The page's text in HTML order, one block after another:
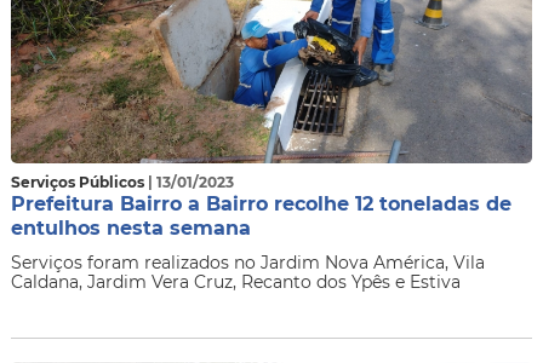
Serviços Públicos | 13/01/2023
Prefeitura Bairro a Bairro recolhe 12 toneladas de
entulhos nesta semana
Serviços foram realizados no Jardim Nova América, Vila
Caldana, Jardim Vera Cruz, Recanto dos Ypês e Estiva